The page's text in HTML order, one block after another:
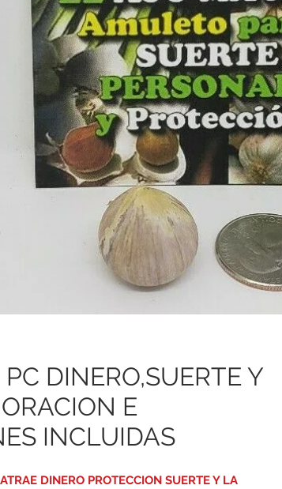
DINERO,SUERTE Y
E
INCLUIDAS
DINERO PROTECCION SUERTE Y LA